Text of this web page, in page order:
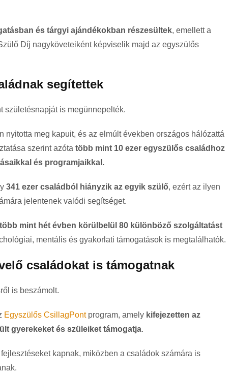
és tárgyi ajándékokban részesültek, emellett a
Díj nagyköveteiként képviselik majd az egyszülős
segítettek
születésnapját is megünnepelték.
nyitotta meg kapuit, és az elmúlt években országos hálózattá
szerint azóta több mint 10 ezer egyszülős családhoz
és programjaikkal.
341 ezer családból hiányzik az egyik szülő, ezért az ilyen
jelentenek valódi segítséget.
mint hét évben körülbelül 80 különböző szolgáltatást
mentális és gyakorlati támogatások is megtalálhatók.
családokat is támogatnak
is beszámolt.
Egyszülős CsillagPontprogram, amely kifejezetten az
gyerekeket és szüleiket támogatja.
kapnak, miközben a családok számára is